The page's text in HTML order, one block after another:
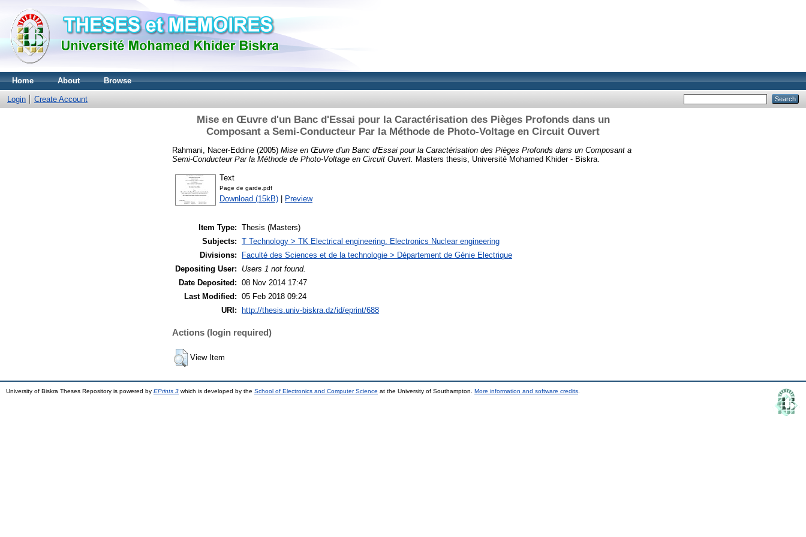
Home About Browse
Login Create Account
Mise en Œuvre d'un Banc d'Essai pour la Caractérisation des Pièges Profonds dans un
Composant a Semi-Conducteur Par la Méthode de Photo-Voltage en Circuit Ouvert
Rahmani, Nacer-Eddine (2005) Mise en Œuvre d'un Banc d'Essai pour la Caractérisation des Pièges Profonds dans un Composant a
Semi-Conducteur Par la Méthode de Photo-Voltage en Circuit Ouvert.
Masters thesis, Université Mohamed Khider - Biskra.
Text
Page de garde.pdf
Download (15kB) | Preview
Item Type: Thesis (Masters)
Subjects: T Technology > TK Electrical engineering. Electronics Nuclear engineering
Divisions:
Faculté des Sciences et de la technologie > Département de Génie Electrique
Depositing User:
Users 1 not found.
Date Deposited: 08 Nov 2014 17:47
Last Modified: 05 Feb 2018 09:24
URI:
http://thesis.univ-biskra.dz/id/eprint/688
Actions (login required)
View Item
University of Biskra Theses Repository is powered by EPrints 3 which is developed by the School of Electronics and Computer Science at the University of Southampton. More information and software credits